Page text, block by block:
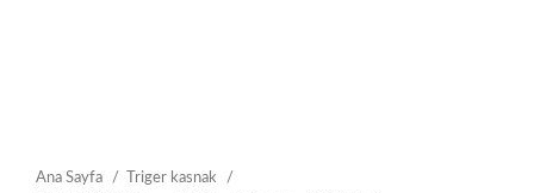
Ana Sayfa
Triger kasnak